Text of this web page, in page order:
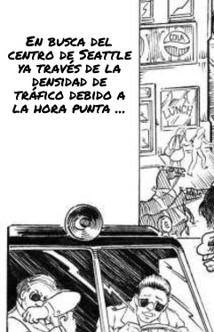
En busca del
centro de Seattle
ya través de la
densidad de
tráfico debido a
la hora punta ...